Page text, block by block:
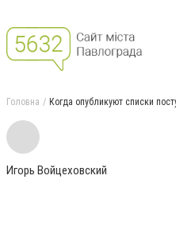
Головна Когда опубликуют списки
Игорь Войцеховский